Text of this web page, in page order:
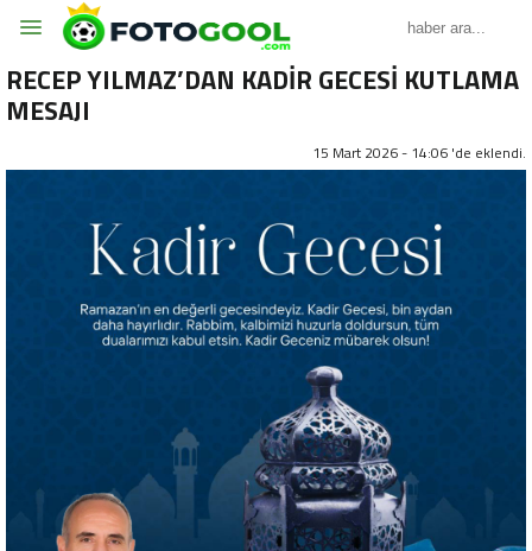
RECEP YILMAZ’DAN KADİR GECESİ KUTLAMA
MESAJI
15 Mart 2026 - 14:06 'de eklendi.